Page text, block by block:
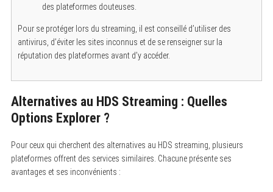
des plateformes douteuses.
Pour se protéger lors du streaming, il est conseillé d’utiliser des
antivirus, d’éviter les sites inconnus et de se renseigner sur la
réputation des plateformes avant d’y accéder.
Alternatives au HDS Streaming : Quelles
Options Explorer ?
Pour ceux qui cherchent des alternatives au HDS streaming, plusieurs
plateformes offrent des services similaires. Chacune présente ses
avantages et ses inconvénients :
e
a
r
f
o
: